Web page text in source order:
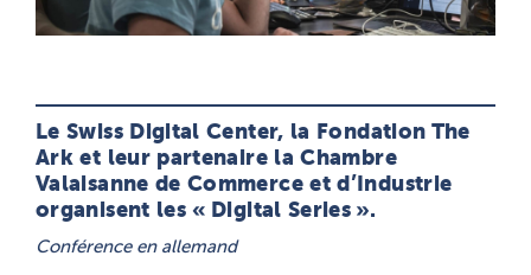
Le Swiss Digital Center, la Fondation The
Ark et leur partenaire la Chambre
Valaisanne de Commerce et d’Industrie
organisent les « Digital Series ».
Conférence en allemand